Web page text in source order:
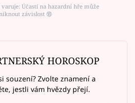
Účastí na hazardní hře může
závislost ⑱
HOROSKOP
souzení? Zvolte znamení a
jestli vám hvězdy přejí.